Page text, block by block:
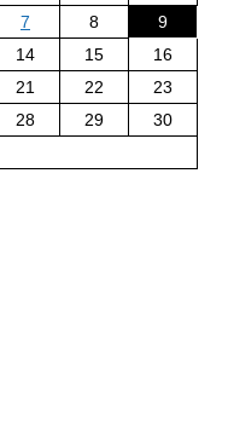
7 8
9
14 15
16
21 22
23
28 29
30